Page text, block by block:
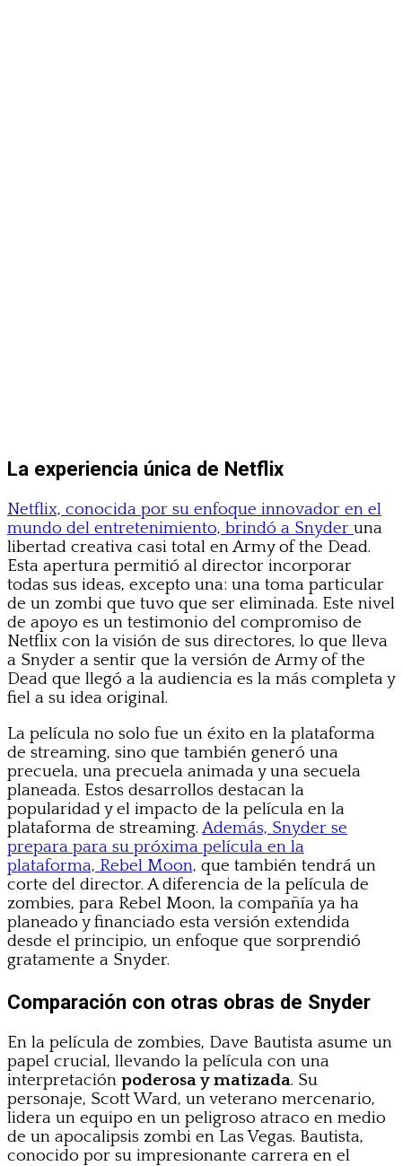
La experiencia única de Netflix
Netflix, conocida por su enfoque innovador en el
mundo del entretenimiento, brindó a Snyder una
libertad creativa casi total en Army of the Dead.
Esta apertura permitió al director incorporar
todas sus ideas, excepto una: una toma particular
de un zombi que tuvo que ser eliminada. Este nivel
de apoyo es un testimonio del compromiso de
Netflix con la visión de sus directores, lo que lleva
a Snyder a sentir que la versión de Army of the
Dead que llegó a la audiencia es la más completa y
fiel a su idea original.
La película no solo fue un éxito en la plataforma
de streaming, sino que también generó una
precuela, una precuela animada y una secuela
planeada. Estos desarrollos destacan la
popularidad y el impacto de la película en la
plataforma de streaming. Además, Snyder se
prepara para su próxima película en la
plataforma, Rebel Moon, que también tendrá un
corte del director. A diferencia de la película de
zombies, para Rebel Moon, la compañía ya ha
planeado y financiado esta versión extendida
desde el principio, un enfoque que sorprendió
gratamente a Snyder.
Comparación con otras obras de Snyder
En la película de zombies, Dave Bautista asume un
papel crucial, llevando la película con una
interpretación poderosa y matizada. Su
personaje, Scott Ward, un veterano mercenario,
lidera un equipo en un peligroso atraco en medio
de un apocalipsis zombi en Las Vegas. Bautista,
conocido por su impresionante carrera en el